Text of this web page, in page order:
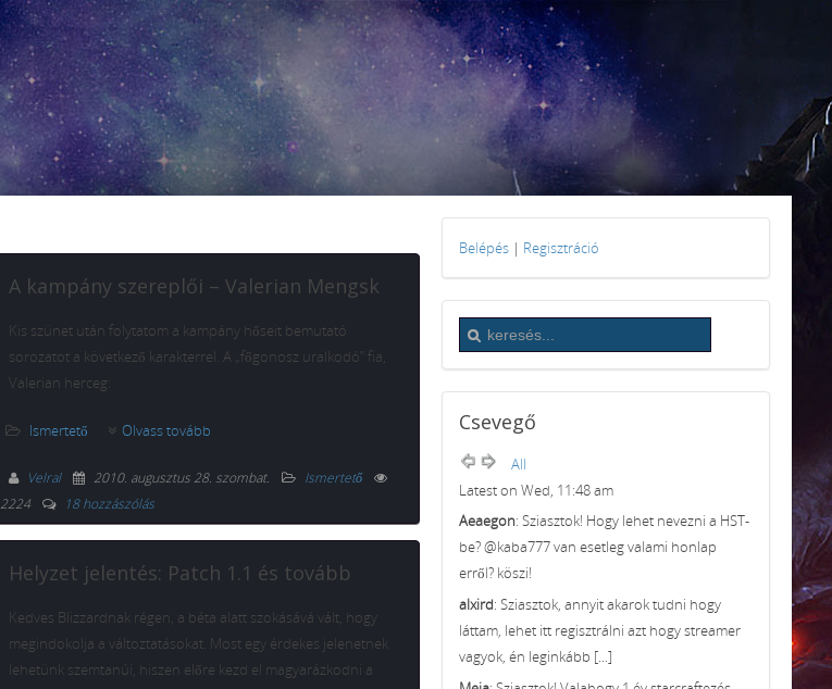
A kampány szereplői – Valerian Mengsk
Kis szünet után folytatom a kampány hőseit bemutató
sorozatot a következő karakterrel. A „főgonosz uralkodó” fia,
Valerian herceg:
Ismertető Olvass tovább
Velral 2010. augusztus 28. szombat.
Ismertető
2224
18 hozzászólás
Helyzet jelentés: Patch 1.1 és tovább
Kedves Blizzardnak régen, a béta alatt szokásává vált, hogy
megindokolja a változtatásokat. Most egy érdekes jelenetnek
lehetünk szemtanúi, hiszen előre kezd el magyarázkodni a
Belépés | Regisztráció
Csevegő
All
Latest on Wed, 11:48 am
Aeaegon: Sziasztok! Hogy lehet nevezni a HST-
be? @kaba777 van esetleg valami honlap
erről? köszi!
alxird: Sziasztok, annyit akarok tudni hogy
láttam, lehet itt regisztrálni azt hogy streamer
vagyok, én leginkább [...]